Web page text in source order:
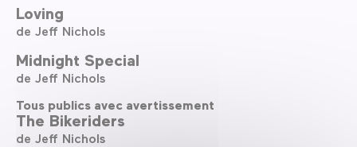
Loving
de Jeff Nichols
Midnight Special
de Jeff Nichols
Tous publics avec avertissement
The Bikeriders
de Jeff Nichols